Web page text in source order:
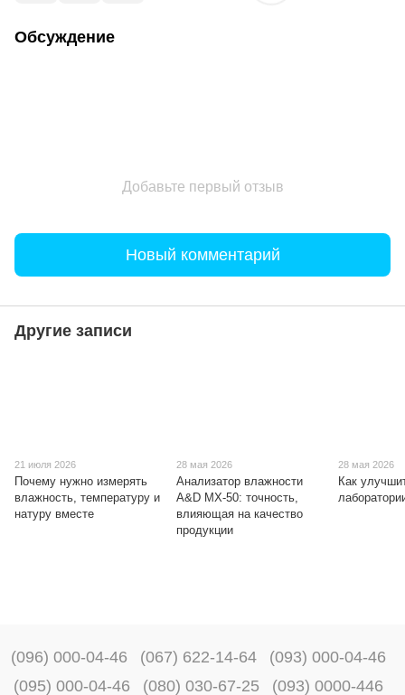
Обсуждение
Добавьте первый отзыв
Новый комментарий
Другие записи
21 июля 2026
Почему нужно измерять
влажность, температуру и
натуру вместе
28 мая 2026
Анализатор влажности
A&D MX-50: точность,
влияющая на качество
продукции
28 мая 2026
Как
(096) 000-04-46 (067) 622-14-64
(093) 000-04-46
(095) 000-04-46
(080) 030-67-25 (093) 0000-446